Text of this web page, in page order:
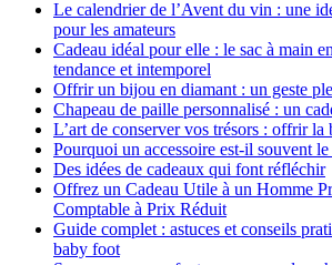
Le calendrier de l’Avent du vin : une
pour les amateurs
Cadeau idéal pour elle : le sac à main
tendance et intemporel
Offrir un bijou en diamant : un geste
Chapeau de paille personnalisé : un
L’art de conserver vos trésors : offrir la
Pourquoi un accessoire est-il souvent
Des idées de cadeaux qui font réfléchir
Offrez un Cadeau Utile à un Homme
Comptable à Prix Réduit
Guide complet : astuces et conseils
baby foot